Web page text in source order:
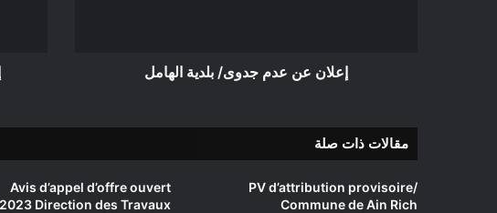
إعلان عن عدم جدوى/ بلدية الهامل
مقالات ذات صلة
PV d’attribution provisoire/
Commune de Ain Rich
Avis d’appel d’offre ouvert
2023 Direction des Travaux